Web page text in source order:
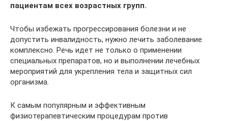
пациентам всех возрастных групп.
Чтобы избежать прогрессирования болезни и не
допустить инвалидность, нужно лечить заболевание
комплексно. Речь идет не только о применении
специальных препаратов, но и выполнении лечебных
мероприятий для укрепления тела и защитных сил
организма.
К самым популярным и эффективным
физиотерапевтическим процедурам против